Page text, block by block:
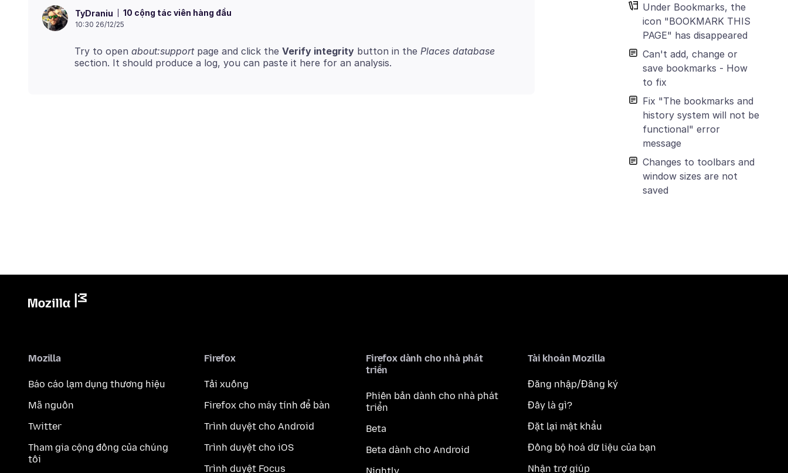
Under Bookmarks, the
icon "BOOKMARK THIS
PAGE" has disappeared
Can't add, change or
save bookmarks - How
to fix
Fix "The bookmarks and
history system will not be
functional" error
message
Changes to toolbars and
window sizes are not
saved
TyDraniu 10 cộng tác viên hàng đầu
10:30 26/12/25
Try to open about:supportpage and click the Verify integrity button in the Places database
Mozilla
Báo cáo lạm dụng thương hiệu
Mã nguồn
Twitter
Tham gia cộng đồng của chúng
tôi
Firefox
Tải xuống
Firefox cho máy tính để bàn
Trình duyệt cho Android
Trình duyệt cho iOS
Trình duyệt Focus
Firefox dành cho nhà phát
triển
Phiên bản dành cho nhà phát
triển
Beta
Beta dành cho Android
Tài khoản Mozilla
Đăng nhập/Đăng ký
Đây là gì?
Đặt lại mật khẩu
Đồng bộ hoá dữ liệu của bạn
Nhận trợ giúp